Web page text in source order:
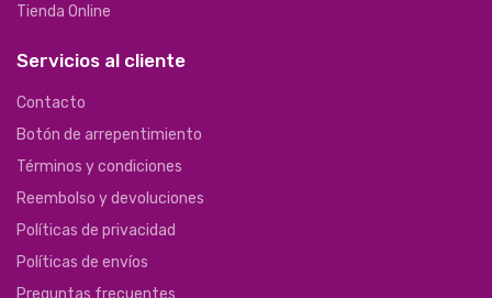
Tienda Online
Servicios al cliente
Contacto
Botón de arrepentimiento
Términos y condiciones
Reembolso y devoluciones
Políticas de privacidad
Políticas de envíos